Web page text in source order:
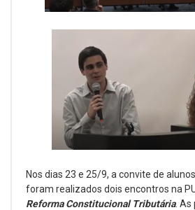
Nos dias 23 e 25/9, a convite de
foram realizados dois encontros na
Reforma Constitucional Tributária. As